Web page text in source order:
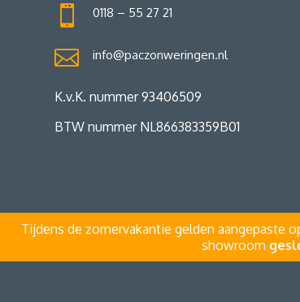
 0118 – 55 27 21
 info@paczonweringen.nl
K.v.K. nummer 93406509
BTW nummer NL866383359B01
Tijdens de zomervakantie gelden aangepaste
showroom